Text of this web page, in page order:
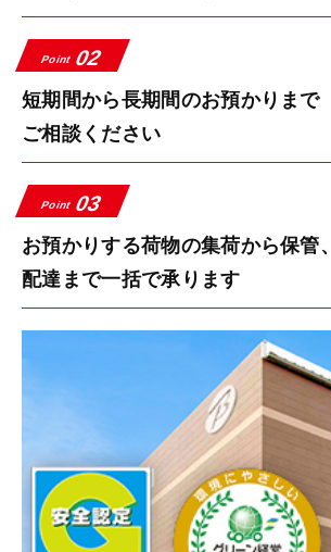
Point 02
短期間から長期間のお預かりまで
ご相談ください
Point 03
お預かりする荷物の集荷から保管、
配達まで一括で承ります